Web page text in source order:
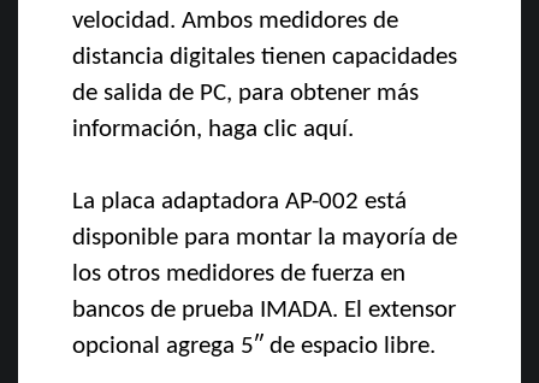
velocidad. Ambos medidores de
distancia digitales tienen capacidades
de salida de PC, para obtener más
información, haga clic aquí.
La placa adaptadora AP-002 está
disponible para montar la mayoría de
los otros medidores de fuerza en
bancos de prueba IMADA. El extensor
opcional agrega 5″ de espacio libre.